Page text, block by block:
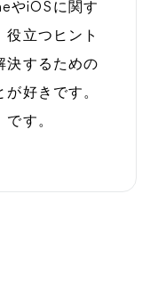
やiOSに関す
役立つヒント
決するための
好きです。
す。